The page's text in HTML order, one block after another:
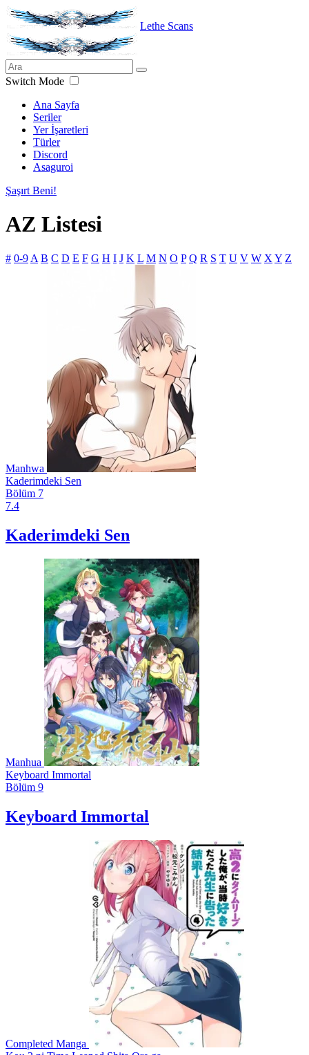
Lethe Scans
Switch Mode
Ana Sayfa
Seriler
Yer İşaretleri
Türler
Discord
Asaguroi
Şaşırt Beni!
AZ Listesi
# 0-9 A B C D E F G H I J K L M N O P Q R S T U V W X Y Z
Manhwa
Kaderimdeki Sen
Bölüm 7
7.4
Kaderimdeki Sen
Manhua
Keyboard Immortal
Bölüm 9
Keyboard Immortal
Completed Manga